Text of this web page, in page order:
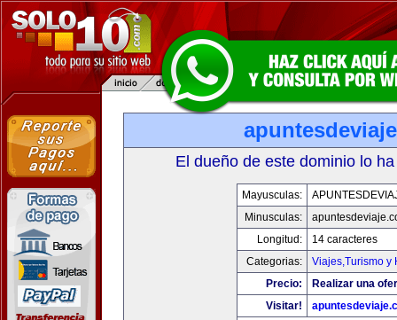
El dueño de este dominio lo
Mayusculas:
Minusculas:
Longitud:
14 caracteres
Categorias:
Viajes,Turismo y
Precio:
Realizar una
Visitar!